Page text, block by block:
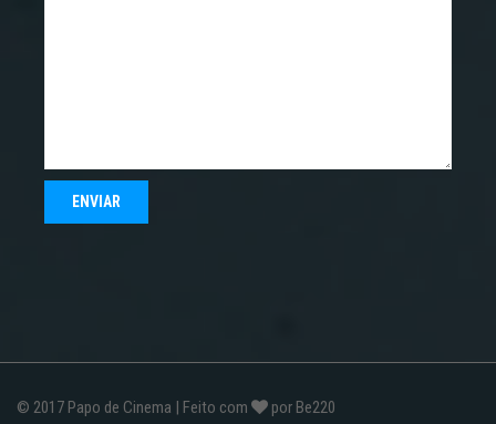
© 2017 Papo de Cinema | Feito com por Be220